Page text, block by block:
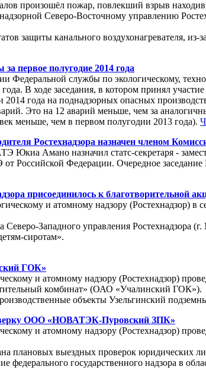
произошёл пожар, повлекший взрыв
Северо-Восточному управлению
защиты канального воздухонагревателя,
первое полугодие 2014 года
Федеральной службы по экологическому,
В ходе заседания, в котором принял
года на поднадзорных опасных
Это на 12 аварий меньше, чем за
меньше, чем в первом полугодии 2013 года).
Ростехнадзора назначен членом
Юкиа Амано назначил статс-секретаря -
Федерации. Очередное заседание
присоединилось к благотворительной
и атомному надзору (Ростехнадзор) в
Северо-Западного управления Ростехнадзора
сиротам».
ГОК»
и атомному надзору (Ростехнадзор)
комбинат» (ОАО «Учалинский ГОК»).
объекты Узельгинский
ООО «НОВАТЭК-Пуровский ЗПК»
и атомному надзору (Ростехнадзор)
плановых выездных проверок юридических
федерального государственного надзора в